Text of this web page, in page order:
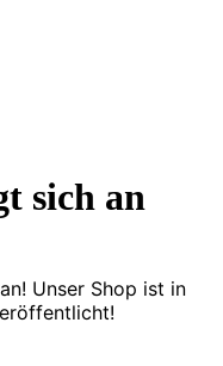
sich an
Unser Shop ist in